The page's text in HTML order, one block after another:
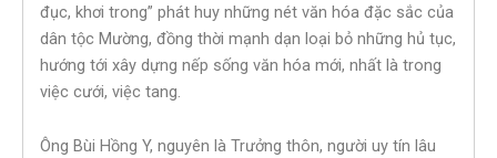
đục, khơi trong” phát huy những nét văn hóa đặc sắc của
dân tộc Mường, đồng thời mạnh dạn loại bỏ những hủ tục,
hướng tới xây dựng nếp sống văn hóa mới, nhất là trong
việc cưới, việc tang.
Ông Bùi Hồng Y, nguyên là Trưởng thôn, người uy tín lâu